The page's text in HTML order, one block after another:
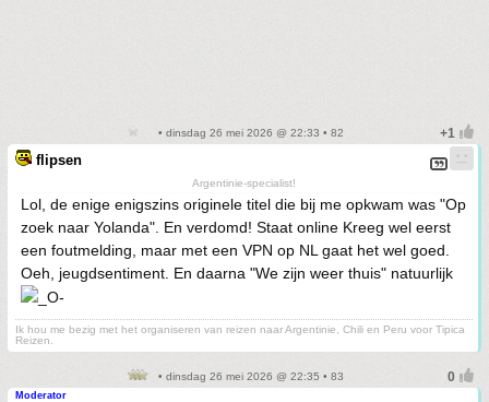
• dinsdag 26 mei 2026 @ 22:33 • 82
flipsen
Argentinie-specialist!
Lol, de enige enigszins originele titel die bij me opkwam was "Op
zoek naar Yolanda". En verdomd! Staat online Kreeg wel eerst
een foutmelding, maar met een VPN op NL gaat het wel goed.
Oeh, jeugdsentiment. En daarna "We zijn weer thuis" natuurlijk
Ik hou me bezig met het organiseren van reizen naar Argentinie, Chili en Peru voor Tipica
Reizen.
• dinsdag 26 mei 2026 @ 22:35 • 83
Moderator